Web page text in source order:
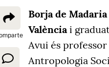
Borja de Madaria
Valènciai
Avui és
Antropologia